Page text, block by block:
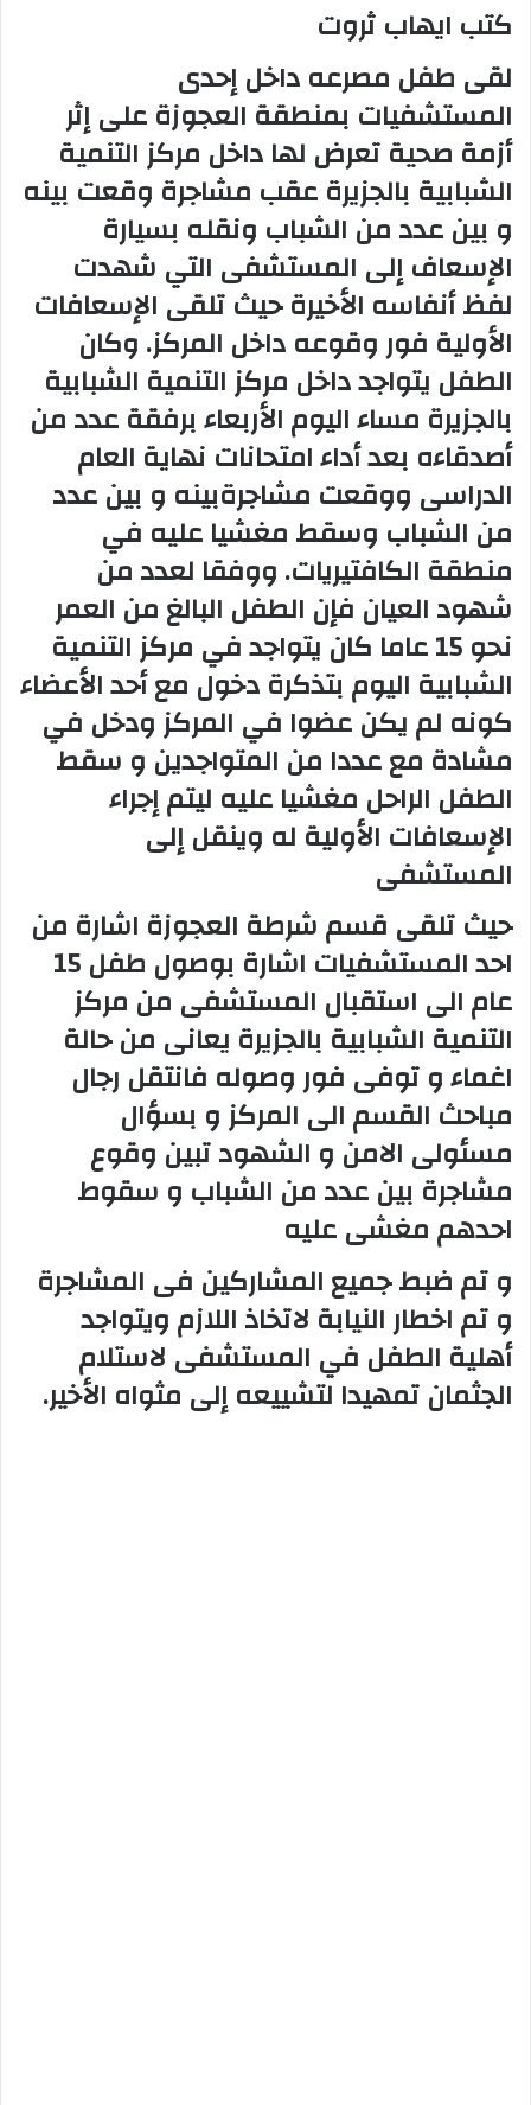
كتب ايهاب ثروت
لقى طفل مصرعه داخل إحدى
المستشفيات بمنطقة العجوزة على إثر
أزمة صحية تعرض لها داخل مركز التنمية
الشبابية بالجزيرة عقب مشاجرة وقعت بينه
و بين عدد من الشباب ونقله بسيارة
الإسعاف إلى المستشفى التي شهدت
لفظ أنفاسه الأخيرة حيث تلقى الإسعافات
الأولية فور وقوعه داخل المركز. وكان
الطفل يتواجد داخل مركز التنمية الشبابية
بالجزيرة مساء اليوم الأربعاء برفقة عدد من
أصدقاءه بعد أداء امتحانات نهاية العام
الدراسى ووقعت مشاجرةبينه و بين عدد
من الشباب وسقط مغشيا عليه في
منطقة الكافتيريات. ووفقا لعدد من
شهود العيان فإن الطفل البالغ من العمر
نحو 15 عاما كان يتواجد في مركز التنمية
الشبابية اليوم بتذكرة دخول مع أحد الأعضاء
كونه لم يكن عضوا في المركز ودخل في
مشادة مع عددا من المتواجدين و سقط
الطفل الراحل مغشيا عليه ليتم إجراء
الإسعافات الأولية له وينقل إلى
المستشفى
حيث تلقى قسم شرطة العجوزة اشارة من
احد المستشفيات اشارة بوصول طفل 15
عام الى استقبال المستشفى من مركز
التنمية الشبابية بالجزيرة يعانى من حالة
اغماء و توفى فور وصوله فانتقل رجال
مباحث القسم الى المركز و بسؤال
مسئولى الامن و الشهود تبين وقوع
مشاجرة بين عدد من الشباب و سقوط
احدهم مغشى عليه
و تم ضبط جميع المشاركين فى المشاجرة
و تم اخطار النيابة لاتخاذ اللازم ويتواجد
أهلية الطفل في المستشفى لاستلام
الجثمان تمهيدا لتشييعه إلى مثواه الأخير.